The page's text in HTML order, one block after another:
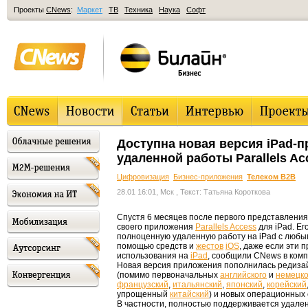
Проекты CNews: Маркет ТВ Техника Наука Софт
Доступна новая версия iPad-
удаленной работы Parallels
Цифровизация Бизнес-приложения Телеком B2B
28.01 16:01, Мск , Текст: Татьяна Короткова
Спустя 6 месяцев после первого
своего приложения Parallels Access для iPad.
полноценную удаленную работу на iPad с
помощью средств и жестов iOS, даже если эти
использования на iPad , сообщили CNews в
Новая версия приложения пополнилась
(помимо первоначальных английского и
французский, итальянский, японский, корейский
упрощенный китайский) и новых
В частности, полностью поддерживается